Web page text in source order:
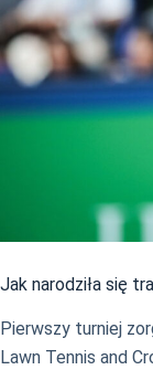
Jak narodziła się
Pierwszy turniej
Lawn Tennis and